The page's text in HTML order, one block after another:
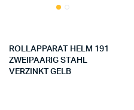
ROLLAPPARAT HELM 191
ZWEIPAARIG STAHL
VERZINKT GELB